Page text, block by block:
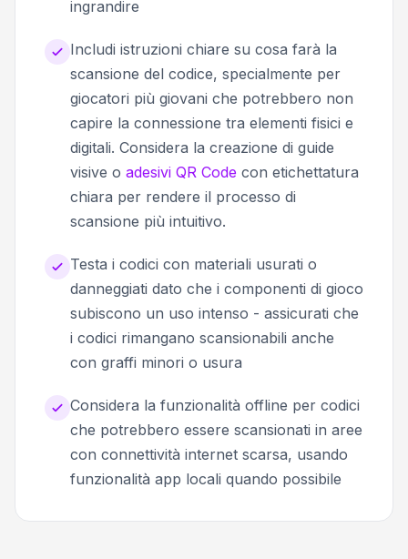
ingrandire
Includi istruzioni chiare su cosa farà la
scansione del codice, specialmente per
giocatori più giovani che potrebbero non
capire la connessione tra elementi fisici e
digitali. Considera la creazione di guide
visive o adesivi QR Code con etichettatura
chiara per rendere il processo di
scansione più intuitivo.
Testa i codici con materiali usurati o
danneggiati dato che i componenti di gioco
subiscono un uso intenso - assicurati che
i codici rimangano scansionabili anche
con graffi minori o usura
Considera la funzionalità offline per codici
che potrebbero essere scansionati in aree
con connettività internet scarsa, usando
funzionalità app locali quando possibile